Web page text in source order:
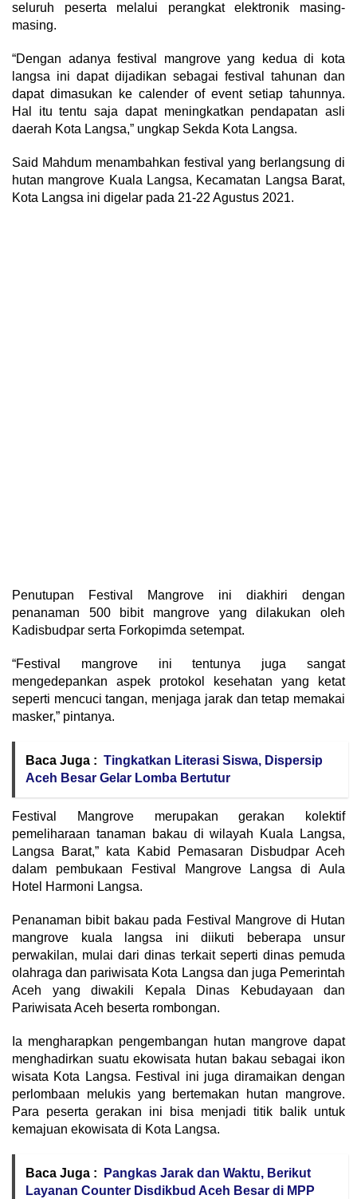
seluruh peserta melalui perangkat elektronik masing-
masing.
“Dengan adanya festival mangrove yang kedua di kota
langsa ini dapat dijadikan sebagai festival tahunan dan
dapat dimasukan ke calender of event setiap tahunnya.
Hal itu tentu saja dapat meningkatkan pendapatan asli
daerah Kota Langsa,” ungkap Sekda Kota Langsa.
Said Mahdum menambahkan festival yang berlangsung di
hutan mangrove Kuala Langsa, Kecamatan Langsa Barat,
Kota Langsa ini digelar pada 21-22 Agustus 2021.
Penutupan Festival Mangrove ini diakhiri dengan
penanaman 500 bibit mangrove yang dilakukan oleh
Kadisbudpar serta Forkopimda setempat.
“Festival mangrove ini tentunya juga sangat
mengedepankan aspek protokol kesehatan yang ketat
seperti mencuci tangan, menjaga jarak dan tetap memakai
masker,” pintanya.
Baca Juga : Tingkatkan Literasi Siswa, Dispersip
Aceh Besar Gelar Lomba Bertutur
Festival Mangrove merupakan gerakan kolektif
pemeliharaan tanaman bakau di wilayah Kuala Langsa,
Langsa Barat,” kata Kabid Pemasaran Disbudpar Aceh
dalam pembukaan Festival Mangrove Langsa di Aula
Hotel Harmoni Langsa.
Penanaman bibit bakau pada Festival Mangrove di Hutan
mangrove kuala langsa ini diikuti beberapa unsur
perwakilan, mulai dari dinas terkait seperti dinas pemuda
olahraga dan pariwisata Kota Langsa dan juga Pemerintah
Aceh yang diwakili Kepala Dinas Kebudayaan dan
Pariwisata Aceh beserta rombongan.
Ia mengharapkan pengembangan hutan mangrove dapat
menghadirkan suatu ekowisata hutan bakau sebagai ikon
wisata Kota Langsa. Festival ini juga diramaikan dengan
perlombaan melukis yang bertemakan hutan mangrove.
Para peserta gerakan ini bisa menjadi titik balik untuk
kemajuan ekowisata di Kota Langsa.
Baca Juga :
Pangkas Jarak dan Waktu, Berikut
Layanan Counter Disdikbud Aceh Besar di MPP